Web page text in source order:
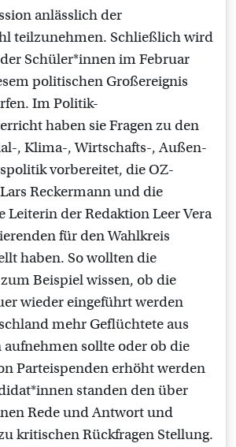
anlässlich der
teilzunehmen. Schließlich wird
Schüler*innen im Februar
politischen Großereignis
Im Politik-
haben sie Fragen zu den
, Klima-, Wirtschafts-, Außen-
vorbereitet, die OZ-
Reckermann und die
Leiterin der Redaktion Leer Vera
für den Wahlkreis
haben. So wollten die
Beispiel wissen, ob die
wieder eingeführt werden
mehr Geflüchtete aus
aufnehmen sollte oder ob die
Parteispenden erhöht werden
standen den über
Rede und Antwort und
kritischen Rückfragen Stellung.